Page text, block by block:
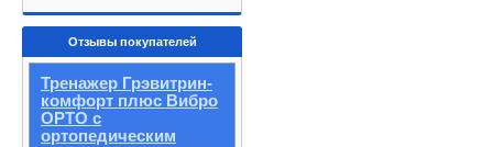
Отзывы покупателей
Тренажер Грэвитрин-
комфорт плюс Вибро
ОРТО с
ортопедическим